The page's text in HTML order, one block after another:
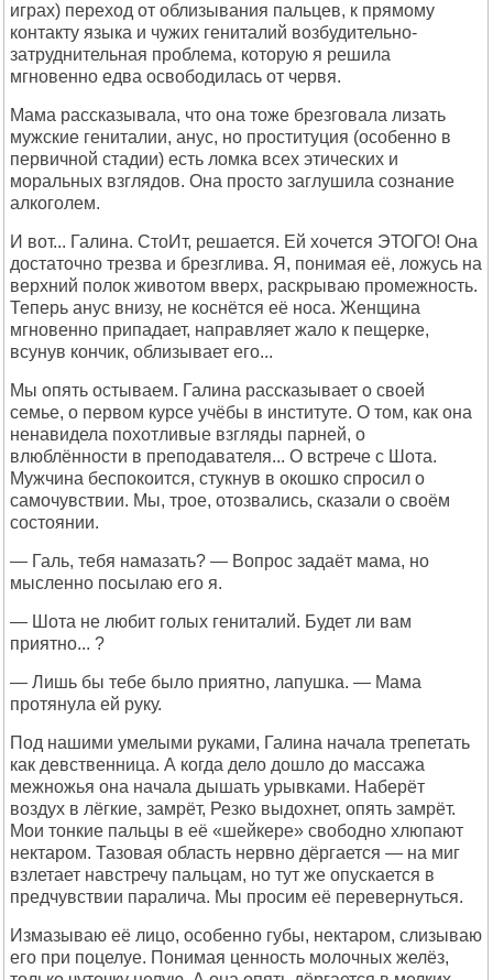
играх) переход от облизывания пальцев, к прямому
контакту языка и чужих гениталий возбудительно-
затруднительная проблема, которую я решила
мгновенно едва освободилась от червя.
Мама рассказывала, что она тоже брезговала лизать
мужские гениталии, анус, но проституция (особенно в
первичной стадии) есть ломка всех этических и
моральных взглядов. Она просто заглушила сознание
алкоголем.
И вот... Галина. СтоИт, решается. Ей хочется ЭТОГО! Она
достаточно трезва и брезглива. Я, понимая её, ложусь на
верхний полок животом вверх, раскрываю промежность.
Теперь анус внизу, не коснётся её носа. Женщина
мгновенно припадает, направляет жало к пещерке,
всунув кончик, облизывает его...
Мы опять остываем. Галина рассказывает о своей
семье, о первом курсе учёбы в институте. О том, как она
ненавидела похотливые взгляды парней, о
влюблённости в преподавателя... О встрече с Шота.
Мужчина беспокоится, стукнув в окошко спросил о
самочувствии. Мы, трое, отозвались, сказали о своём
состоянии.
— Галь, тебя намазать? — Вопрос задаёт мама, но
мысленно посылаю его я.
— Шота не любит голых гениталий. Будет ли вам
приятно... ?
— Лишь бы тебе было приятно, лапушка. — Мама
протянула ей руку.
Под нашими умелыми руками, Галина начала трепетать
как девственница. А когда дело дошло до массажа
межножья она начала дышать урывками. Наберёт
воздух в лёгкие, замрёт, Резко выдохнет, опять замрёт.
Мои тонкие пальцы в её «шейкере» свободно хлюпают
нектаром. Тазовая область нервно дёргается — на миг
взлетает навстречу пальцам, но тут же опускается в
предчувствии паралича. Мы просим её перевернуться.
Измазываю её лицо, особенно губы, нектаром, слизываю
его при поцелуе. Понимая ценность молочных желёз,